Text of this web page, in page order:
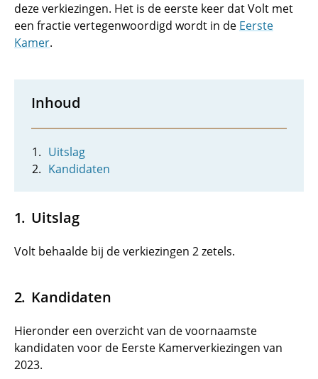
deze verkiezingen. Het is de eerste keer dat Volt met
een fractie vertegenwoordigd wordt in de Eerste
Kamer.
Inhoud
Uitslag
Kandidaten
Uitslag
Volt behaalde bij de verkiezingen 2 zetels.
Kandidaten
Hieronder een overzicht van de voornaamste
kandidaten voor de Eerste Kamerverkiezingen van
2023.